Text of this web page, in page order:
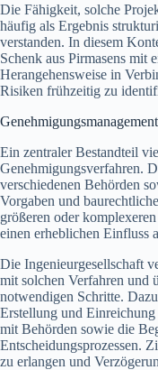
Die Fähigkeit, solche
häufig als Ergebnis
verstanden. In diesem
Schenk aus Pirmasens mit
Herangehensweise in
Risiken frühzeitig zu
Ein zentraler Bestandteil
Genehmigungsverfahren.
verschiedenen Behörden
Vorgaben und
größeren oder
einen erheblichen Einfluss
Die Ingenieurgesellschaft
mit solchen Verfahren und
notwendigen Schritte.
Erstellung und
mit Behörden sowie die
Entscheidungsprozessen.
zu erlangen und